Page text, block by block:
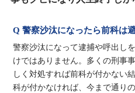
Q 警察沙汰になったら前科は
警察沙汰になって逮捕や呼出し
けではありません。多くの刑事
しく対処すれば前科が付かない
科が付かなければ、今まで通り